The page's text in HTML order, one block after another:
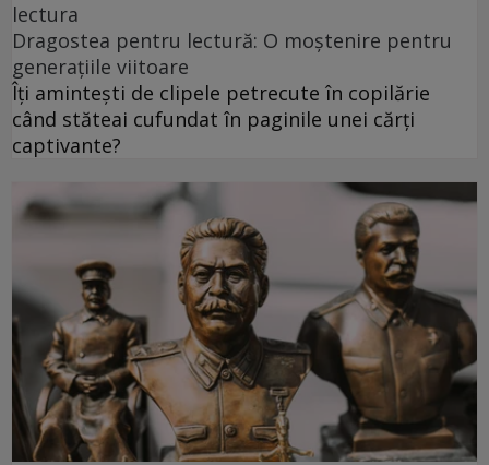
lectura
Dragostea pentru lectură: O moștenire pentru
generațiile viitoare
Îți amintești de clipele petrecute în copilărie
când stăteai cufundat în paginile unei cărți
captivante?